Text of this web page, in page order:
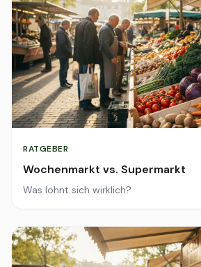
RATGEBER
Wochenmarkt vs. Supermarkt
Was lohnt sich wirklich?